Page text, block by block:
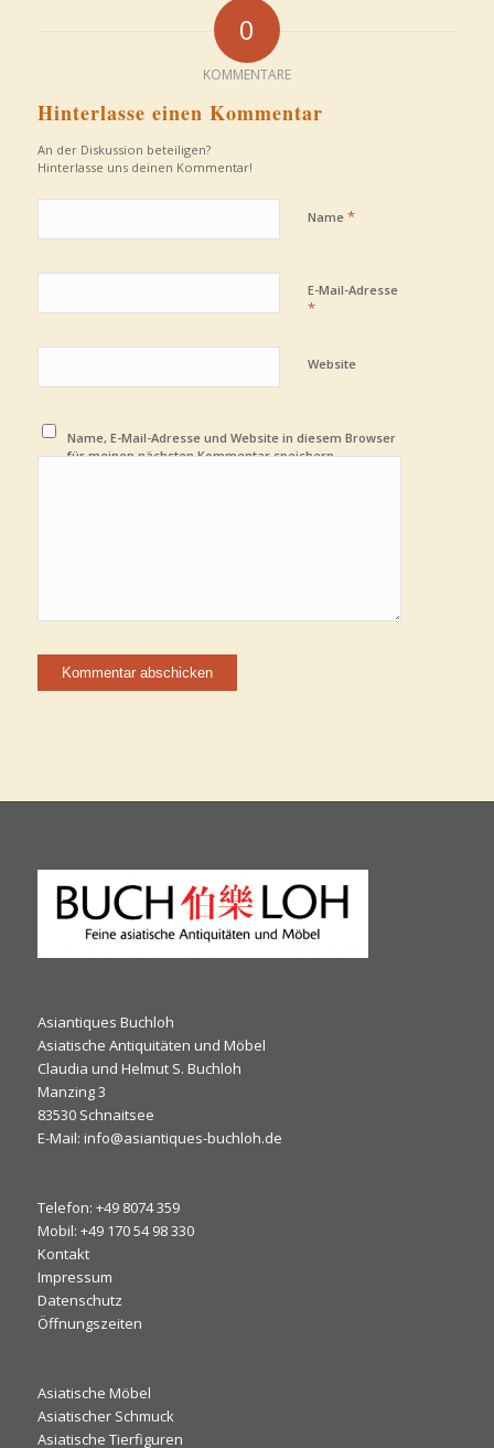
0
KOMMENTARE
Hinterlasse einen Kommentar
An der Diskussion beteiligen?
Hinterlasse uns deinen Kommentar!
Name *
E-Mail-Adresse
*
Website
Name, E-Mail-Adresse und Website in diesem Browser
für meinen nächsten Kommentar speichern.
Asiantiques Buchloh
Asiatische Antiquitäten und Möbel
Claudia und Helmut S. Buchloh
Manzing 3
83530 Schnaitsee
E-Mail: info@asiantiques-buchloh.de
Telefon: +49 8074 359
Mobil: +49 170 54 98 330
Kontakt
Impressum
Datenschutz
Öffnungszeiten
Asiatische Möbel
Asiatischer Schmuck
Asiatische Tierfiguren